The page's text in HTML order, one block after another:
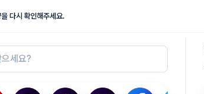
다시 확인해주세요.